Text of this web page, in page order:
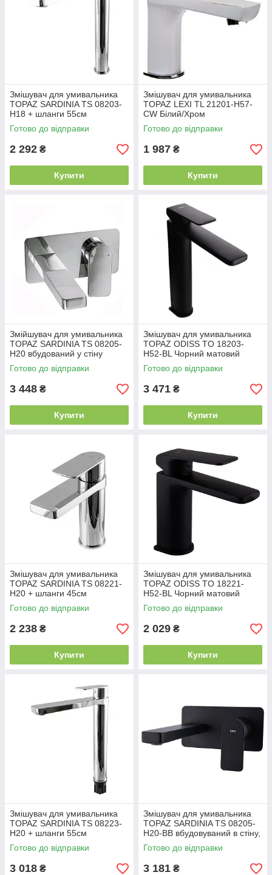
Змішувач для умивальника
TOPAZ SARDINIA TS 08203-
H18 + шланги 55см
Готово до відправки
2 292 ₴
Купити
Змішувач для умивальника
TOPAZ LEXI TL 21201-H57-
CW Білий/Хром
Готово до відправки
1 987 ₴
Купити
Змійшувач для умивальника
TOPAZ SARDINIA TS 08205-
H20 вбудований у стіну
Готово до відправки
3 448 ₴
Купити
Змішувач для умивальника
TOPAZ ODISS TO 18203-
H52-BL Чорний матовий
Готово до відправки
3 471 ₴
Купити
Змішувач для умивальника
TOPAZ SARDINIA TS 08221-
H20 + шланги 45см
Готово до відправки
2 238 ₴
Купити
Змішувач для умивальника
TOPAZ ODISS TO 18221-
H52-BL Чорний матовий
Готово до відправки
2 029 ₴
Купити
Змішувач для умивальника
TOPAZ SARDINIA TS 08223-
H20 + шланги 55см
Готово до відправки
3 018 ₴
Змішувач для умивальника
TOPAZ SARDINIA TS 08205-
H20-BB вбудовуваний в стіну,
Чорний матовий
Готово до відправки
3 181 ₴